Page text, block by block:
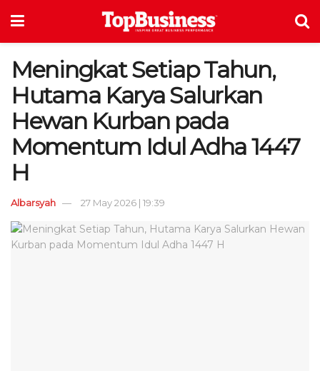
Meningkat Setiap Tahun,
Hutama Karya Salurkan
Hewan Kurban pada
Momentum Idul Adha 1447
H
Albarsyah 27 May 2026 | 19:39